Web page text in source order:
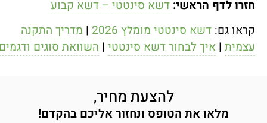
חזרו לדף הראשי: דשא סינטטי – דשא קבוע
קראו גם: דשא סינטטי מומלץ 2026 | מדריך התקנה
עצמית | איך לבחור דשא סינטטי | השוואת סוגים
להצעת מחיר,
מלאו את הטופס ונחזור אליכם בהקדם!